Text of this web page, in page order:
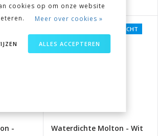
-
WATERDICHT
Waterdichte Molton - Wit
cookies op om onze website
Meer over cookies »
ALLES ACCEPTEREN